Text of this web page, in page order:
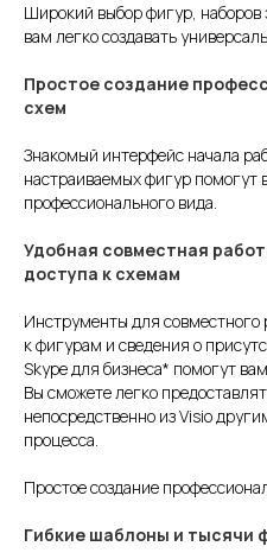
Широкий выбор фигур,
вам легко создавать
Простое создание
схем
Знакомый интерфейс начала
настраиваемых фигур помогут
профессионального вида.
Удобная совместная
доступа к схемам
Инструменты для
к фигурам и сведения о
Skype для бизнеса* помогут
Вы сможете легко
непосредственно из Visio
процесса.
Простое создание
Гибкие шаблоны и тысячи